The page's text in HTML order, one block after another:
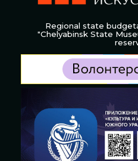
Regional state
"Chelyabinsk State